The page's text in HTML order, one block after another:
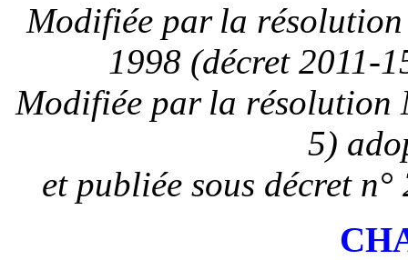
Modifiée par la
1998 (décret 2011-
Modifiée par la résolution
5)
et publiée sous décret